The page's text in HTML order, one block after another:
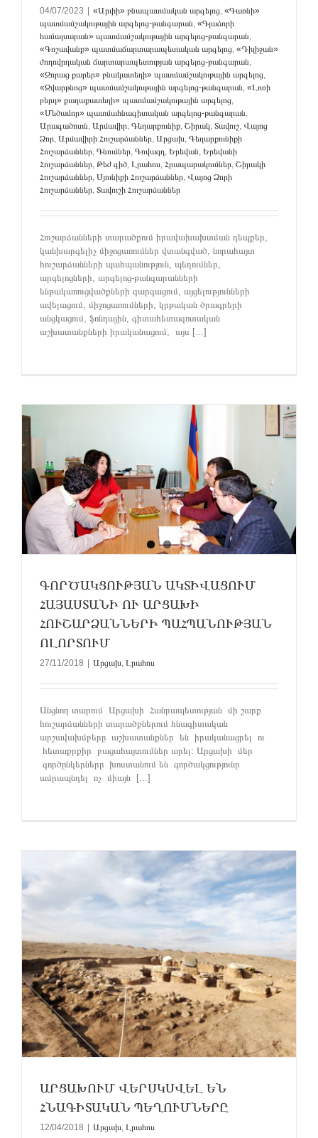
04/07/2023 | «Արփի» բնապատմական արգելոց «Գառնի»
պատմամշակութային արգելոց-թանգարան «Գլաձորի
համալսարան» պատմամշակութային արգելոց-թանգարան
«Գոշավանք» պատմաճարտարապետական արգելոց «Դիլիջան»
ժողովրդական ճարտարապետության արգելոց-թանգարան
«Զորաց քարեր» բնակատեղի» պատմամշակութային արգելոց
«Զվարթնոց» պատմամշակութային արգելոց-թանգարան «Լոռի
բերդ» քաղաքատեղի» պատմամշակութային արգելոց
«Մեծամոր» պատմահնագիտական արգելոց-թանգարան
Արագածոտն Արմավիր Գեղարքունիք Շիրակ Տավուշ Վայոց
Ձոր Արմավիրի Հուշարձաններ Արցախ Գեղարքունիքի
Հուշարձաններ Գնումներ Գովազդ Երեվան Երեվանի
Հուշարձաններ Թեժ գիծ, Լրահոս Հրապարակումներ Շիրակի
Հուշարձաններ Սյունիքի Հուշարձաններ Վայոց Ձորի
Հուշարձաններ Տավուշի Հուշարձաններ
Հուշարձանների տարածքում իրավախախտման դեպքեր,
կանխարգելիչ միջոցառումներ վտանգված, նորահայտ
հուշարձանների պահպանություն, պեղումներ,
արգելոցների, արգելոց-թանգարանների
ենթակառուցվածքների զարգացում, այցելությունների
ավելացում, միջոցառումների, կրթական ծրագրերի
անցկացում, ֆոնդային, գիտահետազոտական
աշխատանքների իրականացում, այս [...]
ԳՈՐԾԱԿՑՈՒԹՅԱՆ ԱԿՏԻՎԱՑՈՒՄ
ՀԱՅԱՍՏԱՆԻ ՈՒ ԱՐՑԱԽԻ
ՀՈՒՇԱՐՁԱՆՆԵՐԻ ՊԱՀՊԱՆՈՒԹՅԱՆ
ՈԼՈՐՏՈՒՄ
27/11/2018 | Արցախ Լրահոս
Անցնող տարում Արցախի Հանրապետության մի շարք
հուշարձանների տարածքներում հնագիտական
արշավախմբերը աշխատանքներ են իրականացրել ու
հետաքրքիր բացահայտումներ արել: Արցախի մեր
գործընկերները խոստանում են գործակցությունը
ամրապնդել ոչ միայն [...]
ԱՐՑԱԽՈՒՄ ՎԵՐՍԿՍՎԵԼ ԵՆ
ՀՆԱԳԻՏԱԿԱՆ ՊԵՂՈՒՄՆԵՐԸ
12/04/2018 Արցախ, Լրահոս